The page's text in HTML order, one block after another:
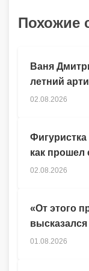
Похожие
Ваня
летний
02.08.2026
как прошел
02.08.2026
«От этого
01.08.2026